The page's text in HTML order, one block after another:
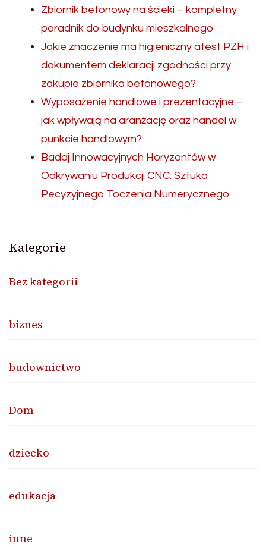
Zbiornik betonowy na ścieki – kompletny
poradnik do budynku mieszkalnego
Jakie znaczenie ma higieniczny atest PZH i
dokumentem deklaracji zgodności przy
zakupie zbiornika betonowego?
Wyposażenie handlowe i prezentacyjne –
jak wpływają na aranżację oraz handel w
punkcie handlowym?
Badaj Innowacyjnych Horyzontów w
Odkrywaniu Produkcji CNC: Sztuka
Pecyzyjnego Toczenia Numerycznego
Kategorie
Bez kategorii
biznes
budownictwo
Dom
dziecko
edukacja
inne